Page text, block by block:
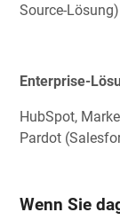
Source-Lösung)
Enterprise-
HubSpot,
Pardot
Wenn Sie